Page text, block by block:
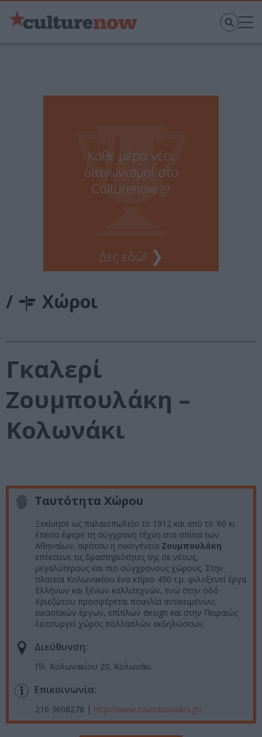
Κάθε μέρα νέοι
διαγωνισμοί στο
Culturenow.gr
Δες εδώ! ❯
/ Χώροι
Γκαλερί
Ζουμπουλάκη –
Κολωνάκι
Ταυτότητα Χώρου
Ξεκίνησε ως παλαιοπωλείο το 1912 και από το ’60 κι
έπειτα έφερε τη σύγχρονη τέχνη στα σπίτια των
Αθηναίων, αφότου η οικογένεια Ζουμπουλάκη
επέκτεινε τις δραστηριότητες της σε νέους,
μεγαλύτερους και πιο σύγχρονους χώρους. Στην
πλατεία Κολωνακίου ένα κτίριο 450 τ.μ. φιλοξενεί έργα
Ελλήνων και ξένων καλλιτεχνών, ενώ στην οδό
Κριεζώτου προσφέρεται ποικιλία αντικειμένων,
εικαστικών έργων, επίπλων design και στην Πειραιώς
λειτουργεί χώρος πολλαπλών εκδηλώσεων.
Διεύθυνση:
Πλ. Κολωνακίου 20, Κολωνάκι
Επικοινωνία:
210 3608278 | http://www.zoumboulakis.gr/